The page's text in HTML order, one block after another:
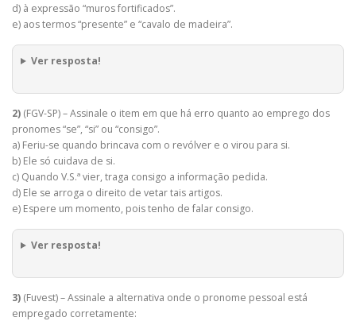
d) à expressão “muros fortificados”.
e) aos termos “presente” e “cavalo de madeira”.
Ver resposta!
2) (FGV-SP) – Assinale o item em que há erro quanto ao emprego dos
pronomes “se”, “si” ou “consigo”.
a) Feriu-se quando brincava com o revólver e o virou para si.
b) Ele só cuidava de si.
c) Quando V.S.ª vier, traga consigo a informação pedida.
d) Ele se arroga o direito de vetar tais artigos.
e) Espere um momento, pois tenho de falar consigo.
Ver resposta!
3) (Fuvest) – Assinale a alternativa onde o pronome pessoal está
empregado corretamente: